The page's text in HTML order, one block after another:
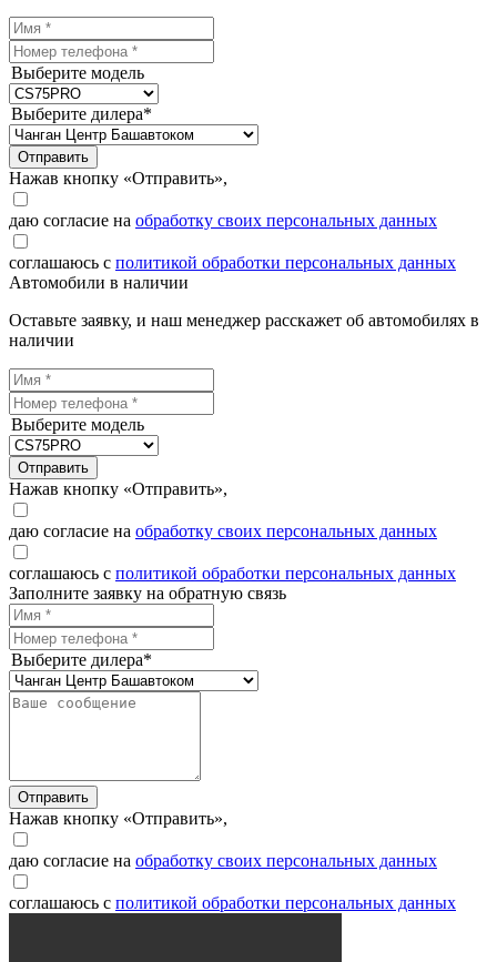
Выберите модель
Выберите дилера*
Отправить
Нажав кнопку «Отправить»,
даю согласие на обработку своих персональных данных
соглашаюсь с политикой обработки персональных данных
Автомобили в наличии
Оставьте заявку, и наш менеджер расскажет об автомобилях в
наличии
Выберите модель
Отправить
Нажав кнопку «Отправить»,
даю согласие на обработку своих персональных данных
соглашаюсь с политикой обработки персональных данных
Заполните заявку на обратную связь
Выберите дилера*
Отправить
Нажав кнопку «Отправить»,
даю согласие на обработку своих персональных данных
соглашаюсь с политикой обработки персональных данных